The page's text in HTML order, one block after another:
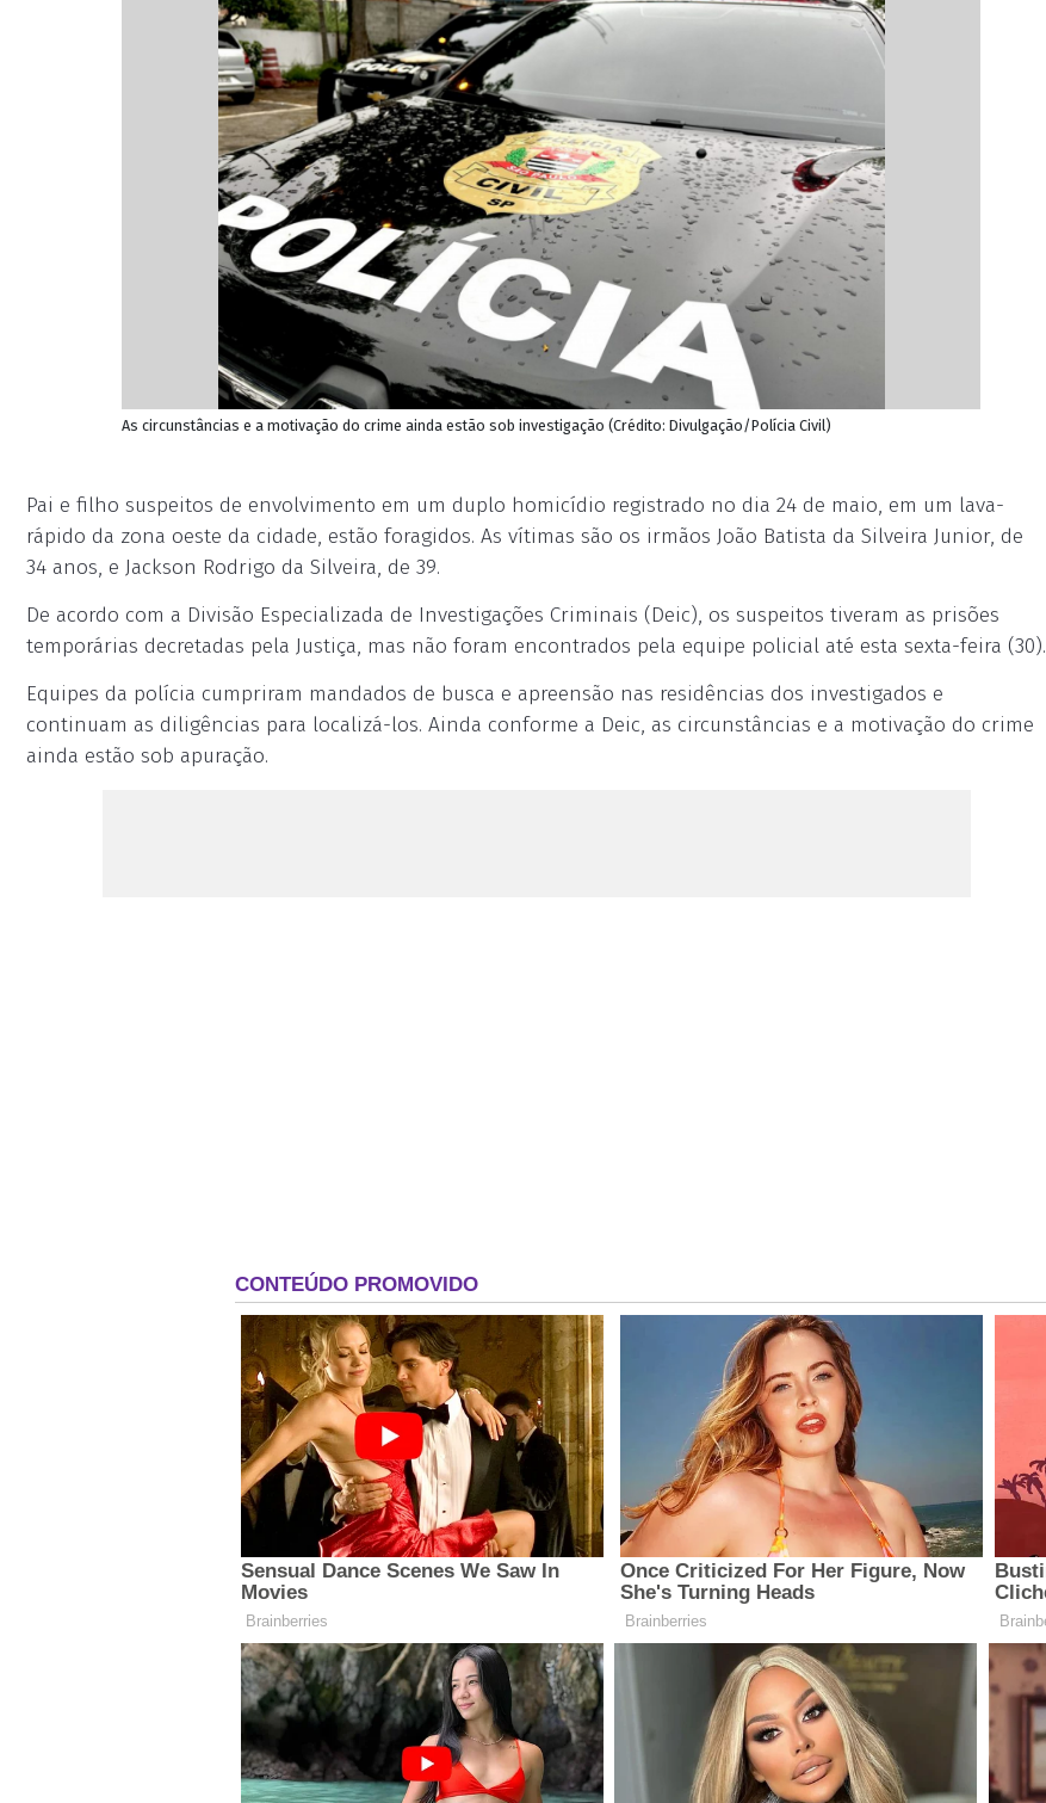
As circunstâncias e a motivação do crime ainda estão sob investigação (Crédito: Divulgação/Polícia Civil)
Pai e filho suspeitos de envolvimento em um duplo homicídio registrado no dia 24 de maio, em um lava-
rápido da zona oeste da cidade, estão foragidos. As vítimas são os irmãos João Batista da Silveira Junior, de
34 anos, e Jackson Rodrigo da Silveira, de 39.
De acordo com a Divisão Especializada de Investigações Criminais (Deic), os suspeitos tiveram as prisões
temporárias decretadas pela Justiça, mas não foram encontrados pela equipe policial até esta sexta-feira (30).
Equipes da polícia cumpriram mandados de busca e apreensão nas residências dos investigados e
continuam as diligências para localizá-los. Ainda conforme a Deic, as circunstâncias e a motivação do crime
ainda estão sob apuração.